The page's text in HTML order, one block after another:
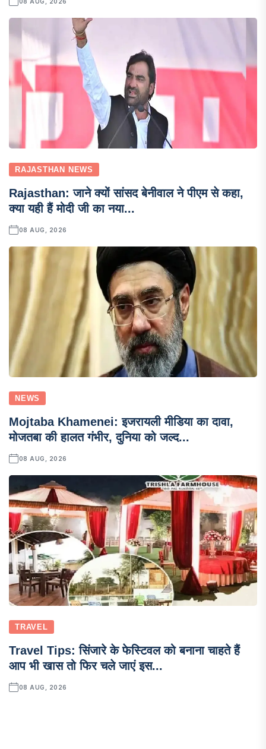
RAJASTHAN NEWS
Rajasthan: जाने क्यों सांसद बेनीवाल ने पीएम से कहा,
क्या यही हैं मोदी जी का नया...
08 AUG, 2026
NEWS
Mojtaba Khamenei: इजरायली मीडिया का दावा,
मोजतबा की हालत गंभीर, दुनिया को जल्द...
08 AUG, 2026
TRAVEL
Travel Tips: सिंजारे के फेस्टिवल को बनाना चाहते हैं
आप भी खास तो फिर चले जाएं इस...
08 AUG, 2026